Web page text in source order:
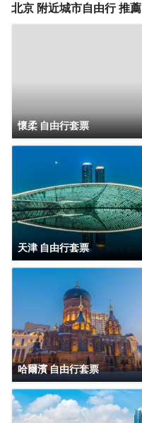
北京 附近城市自由行 推薦
懷柔 自由行套票
天津 自由行套票
哈爾濱 自由行套票